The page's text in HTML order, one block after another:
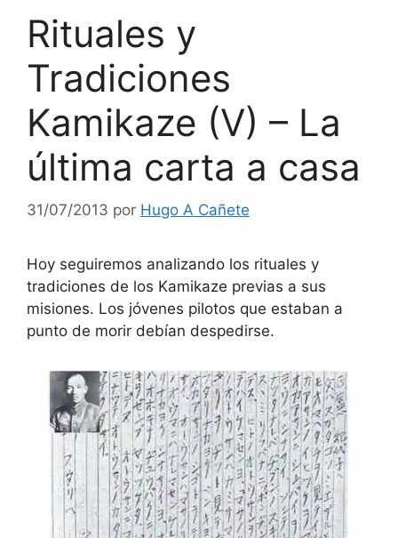
Rituales y
Tradiciones
Kamikaze (V) – La
última carta a casa
31/07/2013 por Hugo A Cañete
Hoy seguiremos analizando los rituales y
tradiciones de los Kamikaze previas a sus
misiones. Los jóvenes pilotos que estaban a
punto de morir debían despedirse.